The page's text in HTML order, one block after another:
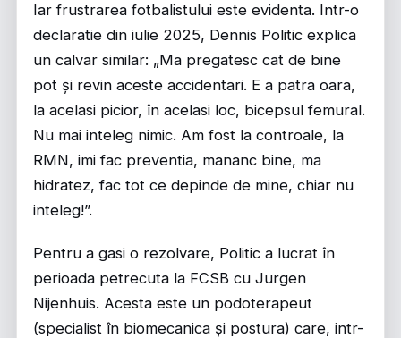
Iar frustrarea fotbalistului este evidenta. Intr-o
declaratie din iulie 2025, Dennis Politic explica
un calvar similar: „Ma pregatesc cat de bine
pot și revin aceste accidentari. E a patra oara,
la acelasi picior, în acelasi loc, bicepsul femural.
Nu mai inteleg nimic. Am fost la controale, la
RMN, imi fac preventia, mananc bine, ma
hidratez, fac tot ce depinde de mine, chiar nu
inteleg!”.
Pentru a gasi o rezolvare, Politic a lucrat în
perioada petrecuta la FCSB cu Jurgen
Nijenhuis. Acesta este un podoterapeut
(specialist în biomecanica și postura) care, intr-